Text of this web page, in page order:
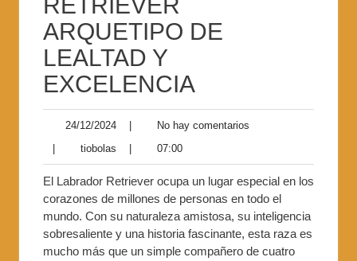
ARQUETIPO DE
LEALTAD Y
EXCELENCIA
24/12/2024
No hay comentarios
tiobolas 07:00
El Labrador Retriever ocupa un lugar especial en los
corazones de millones de personas en todo el
mundo. Con su naturaleza amistosa, su inteligencia
sobresaliente y una historia fascinante, esta raza es
mucho más que un simple compañero de cuatro